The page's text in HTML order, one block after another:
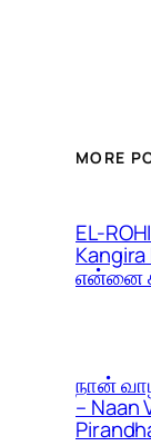
MORE
EL-
என்னை
நான்
– Naan